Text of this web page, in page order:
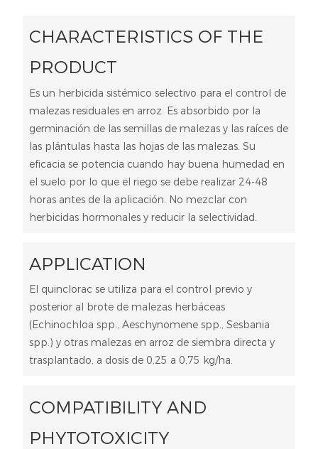
CHARACTERISTICS OF THE
PRODUCT
Es un herbicida sistémico selectivo para el control de
malezas residuales en arroz. Es absorbido por la
germinación de las semillas de malezas y las raíces de
las plántulas hasta las hojas de las malezas. Su
eficacia se potencia cuando hay buena humedad en
el suelo por lo que el riego se debe realizar 24-48
horas antes de la aplicación. No mezclar con
herbicidas hormonales y reducir la selectividad.
APPLICATION
El quinclorac se utiliza para el control previo y
posterior al brote de malezas herbáceas
(Echinochloa spp., Aeschynomene spp., Sesbania
spp.) y otras malezas en arroz de siembra directa y
trasplantado, a dosis de 0,25 a 0,75 kg/ha.
COMPATIBILITY AND
PHYTOTOXICITY